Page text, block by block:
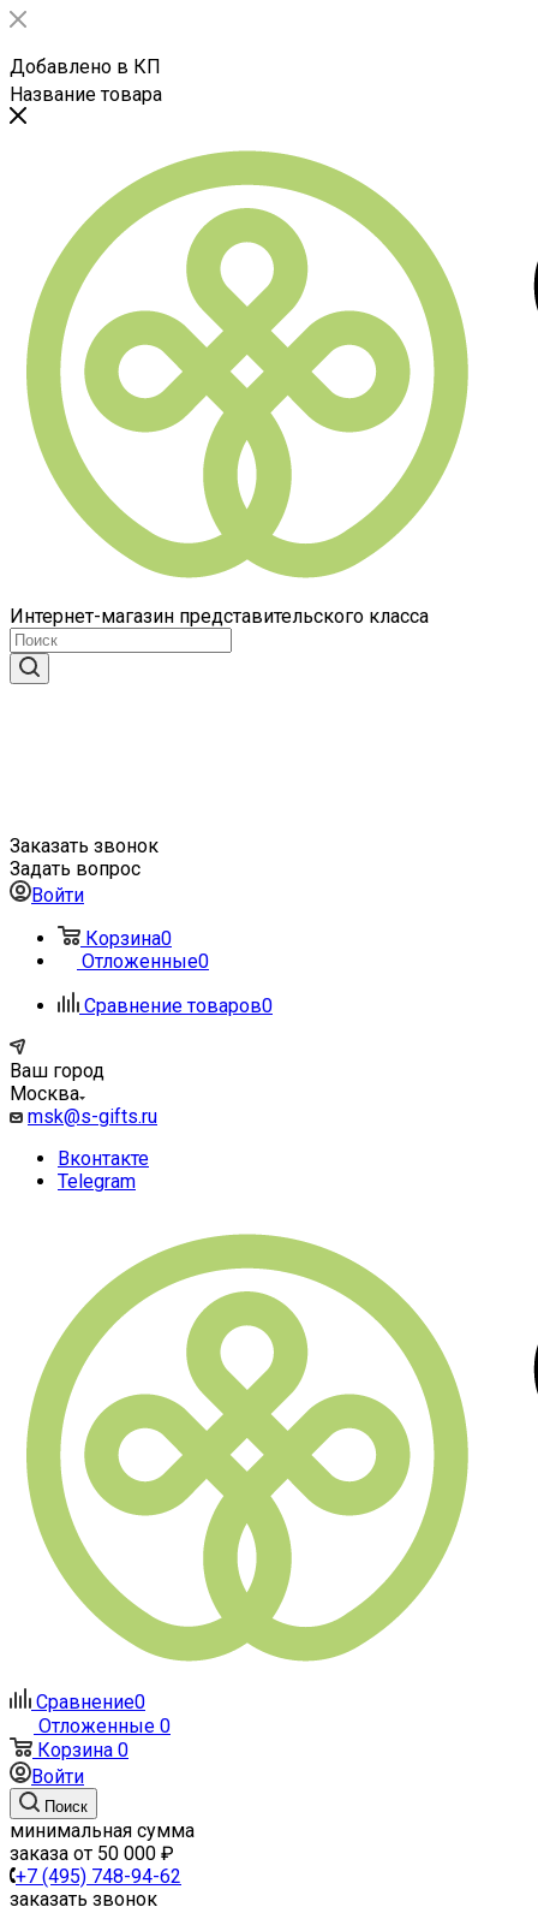
Добавлено в КП
Название товара
Интернет-магазин представительского класса
Заказать звонок
Задать вопрос
Войти
Корзина0
Отложенные0
Сравнение товаров0
Ваш город
Москва
msk@s-gifts.ru
Вконтакте
Telegram
Сравнение0
Отложенные 0
Корзина 0
Войти
Поиск
минимальная сумма
заказа от 50 000 ₽
+7 (495) 748-94-62
заказать звонок